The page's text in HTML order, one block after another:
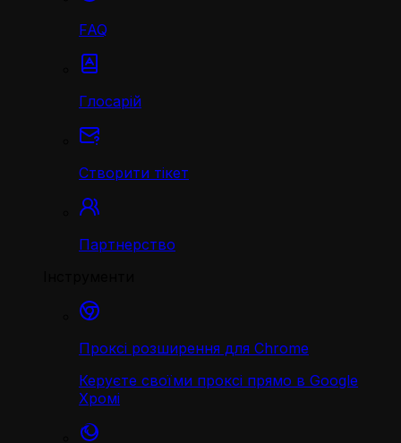
FAQ
Глосарій
Створити тікет
Партнерство
Проксі розширення для Chrome
Керуєте своїми проксі прямо в Google
Хромі